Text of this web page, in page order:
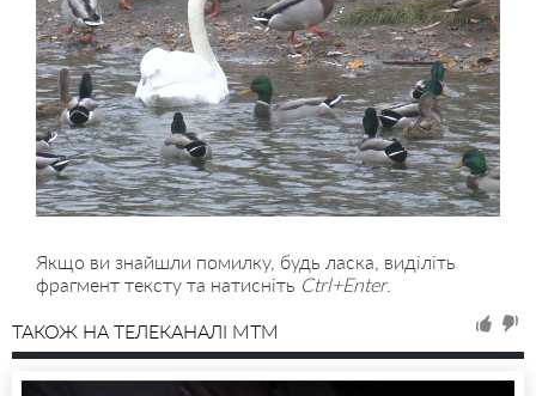
Якщо ви знайшли помилку, будь ласка, виділіть
фрагмент тексту та натисніть Ctrl+Enter.
ТАКОЖ НА ТЕЛЕКАНАЛІ MTM